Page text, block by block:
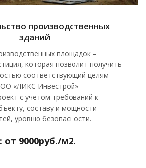
производственных
зданий
площадок –
которая позволит получить
соответствующий целям
«ЛИКС Инвестрой»
с учётом требований к
составу и мощности
уровню безопасности.
от 9000руб./м2.